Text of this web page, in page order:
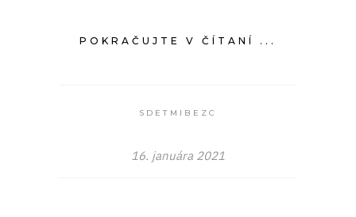
POKRAČUJTE V ČÍTANÍ ...
SDETMIBEZC
16. januára 2021